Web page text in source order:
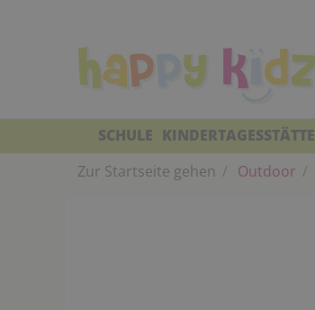
SCHULE KINDERTAGESSTÄTTE
Zur Startseite gehen
Outdoor